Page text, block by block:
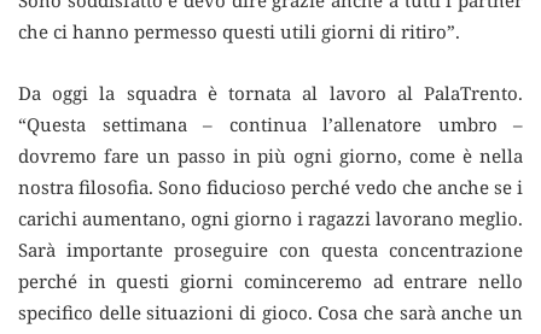
che ci hanno permesso questi utili giorni di ritiro”.
Da oggi la squadra è tornata al lavoro al PalaTrento.
“Questa settimana – continua l’allenatore umbro –
dovremo fare un passo in più ogni giorno, come è nella
nostra filosofia. Sono fiducioso perché vedo che anche se i
carichi aumentano, ogni giorno i ragazzi lavorano meglio.
Sarà importante proseguire con questa concentrazione
perché in questi giorni cominceremo ad entrare nello
specifico delle situazioni di gioco. Cosa che sarà anche un